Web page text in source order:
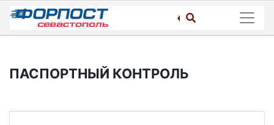
Skip
content
ПАСПОРТНЫЙ КОНТРОЛЬ